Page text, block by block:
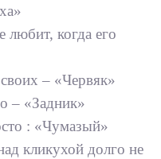
когда его
– «Червяк»
– «Задник»
: «Чумазый»
кликухой долго не